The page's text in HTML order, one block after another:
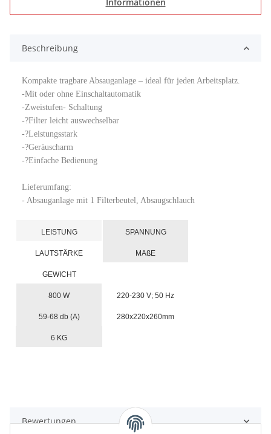
Beschreibung
Kompakte tragbare Absauganlage – ideal für jeden Arbeitsplatz.
-Mit oder ohne Einschaltautomatik
-Zweistufen- Schaltung
-?Filter leicht auswechselbar
-?Leistungsstark
-?Geräuscharm
-?Einfache Bedienung
Lieferumfang:
- Absauganlage mit 1 Filterbeutel, Absaugschlauch
LEISTUNG SPANNUNG
LAUTSTÄRKE MAßE
GEWICHT
800 W 220-230 V; 50 Hz
59-68 db (A) 280x220x260mm
6 KG
Bewertungen